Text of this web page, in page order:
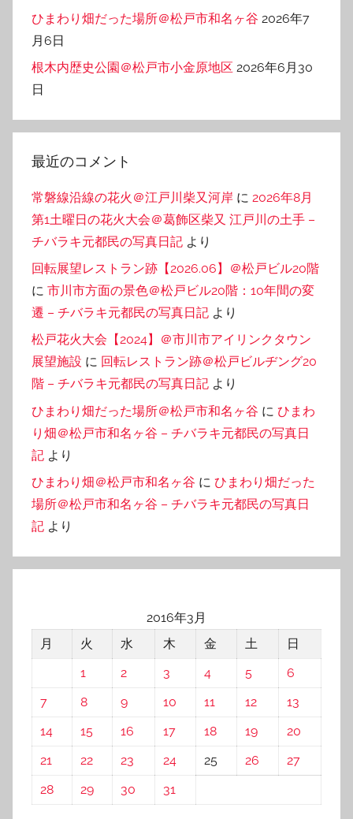
ひまわり畑だった場所＠松戸市和名ヶ谷 2026年7
月6日
根木内歴史公園＠松戸市小金原地区 2026年6月30
日
最近のコメント
常磐線沿線の花火＠江戸川柴又河岸 に 2026年8月
第1土曜日の花火大会＠葛飾区柴又 江戸川の土手 –
チバラキ元都民の写真日記 より
回転展望レストラン跡【2026.06】＠松戸ビル20階
に 市川市方面の景色＠松戸ビル20階：10年間の変
遷 – チバラキ元都民の写真日記 より
松戸花火大会【2024】＠市川市アイリンクタウン
展望施設 に 回転レストラン跡＠松戸ビルヂング20
階 – チバラキ元都民の写真日記 より
ひまわり畑だった場所＠松戸市和名ヶ谷 に ひまわ
り畑＠松戸市和名ヶ谷 – チバラキ元都民の写真日
記 より
ひまわり畑＠松戸市和名ヶ谷 に ひまわり畑だった
場所＠松戸市和名ヶ谷 – チバラキ元都民の写真日
記 より
2016年3月
月
火 水 木 金 土
日
1
2 3 4 5
6
7
8 9 10 11 12
13
14
15 16 17 18 19
20
21
22 23 24 25 26
27
28
29 30 31